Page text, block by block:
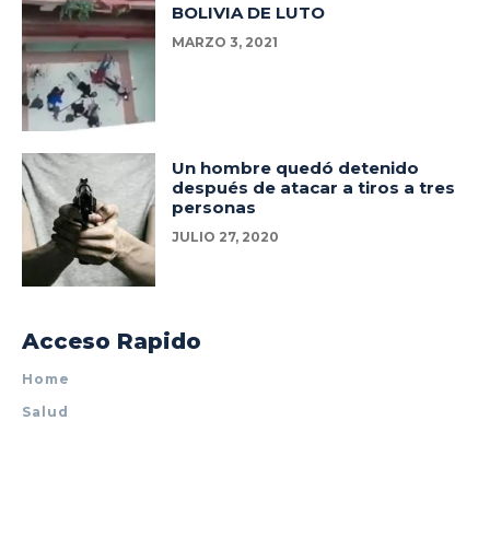
BOLIVIA DE LUTO
MARZO 3, 2021
Un hombre quedó detenido
después de atacar a tiros a tres
personas
JULIO 27, 2020
Acceso Rapido
Home
Salud